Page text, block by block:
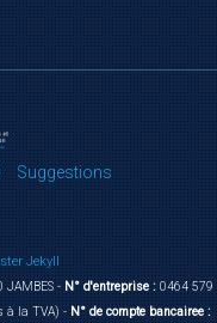
Suggestions
Jekyll
JAMBES -N° d'entreprise :0464 579
à la TVA) -N° de compte bancairee :